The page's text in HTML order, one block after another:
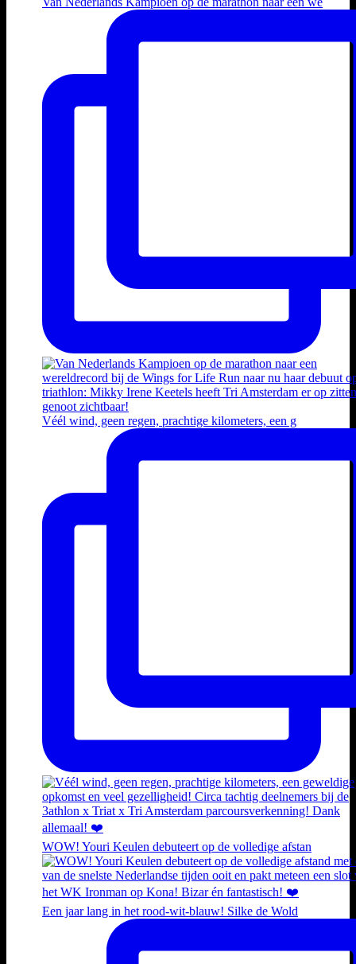
Véél wind, geen regen, prachtige kilometers, een g
WOW! Youri Keulen debuteert op de volledige afstan
Een jaar lang in het rood-wit-blauw! Silke de Wold